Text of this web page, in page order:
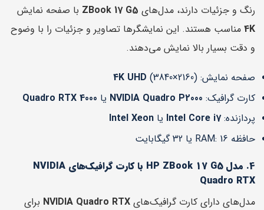
رنگ و جزئیات دارند، مدل‌های ZBook 17 G5 با صفحه نمایش
4K مناسب هستند. این نمایشگرها تصاویر و جزئیات را با وضوح
و دقت بسیار بالا نمایش می‌دهند.
صفحه نمایش:
4K UHD (3840×2160)
کارت گرافیک: NVIDIA Quadro P2000 یا Quadro RTX 4000
پردازنده:Intel Core i7 یا Intel Xeon
حافظه RAM: 16 یا 32 گیگابایت
4. مدل HP ZBook 17 G5 با کارت گرافیک‌های NVIDIA
Quadro RTX
مدل‌های دارای کارت گرافیک‌های NVIDIA Quadro RTX برای